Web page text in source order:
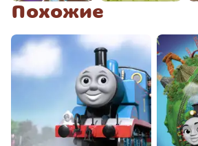
Похожие